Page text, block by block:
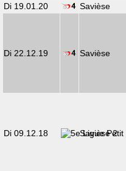
Di 19.01.20
Savièse
Di 22.12.19 Savièse
Di 09.12.18 Savièse 2